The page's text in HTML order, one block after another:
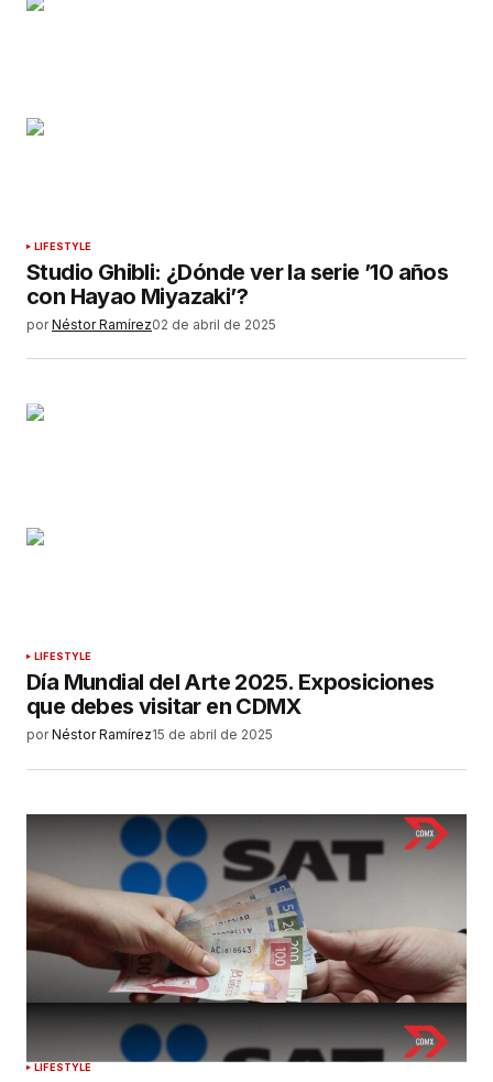
LIFESTYLE
Studio Ghibli: ¿Dónde ver la serie ’10 años
con Hayao Miyazaki’?
por Néstor Ramírez02 de abril de 2025
LIFESTYLE
Día Mundial del Arte 2025. Exposiciones
que debes visitar en CDMX
por Néstor Ramírez15 de abril de 2025
LIFESTYLE